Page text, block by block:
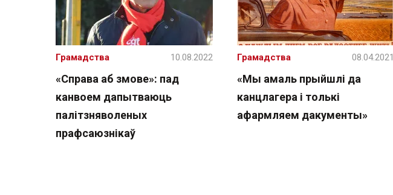
«Справа аб змове»: пад
канвоем дапытваюць
палітзняволеных
прафсаюзнікаў
Грамадства 10.08.2022
«Мы амаль прыйшлі да
канцлагера і толькі
афармляем дакументы»
Грамадства 08.04.2021